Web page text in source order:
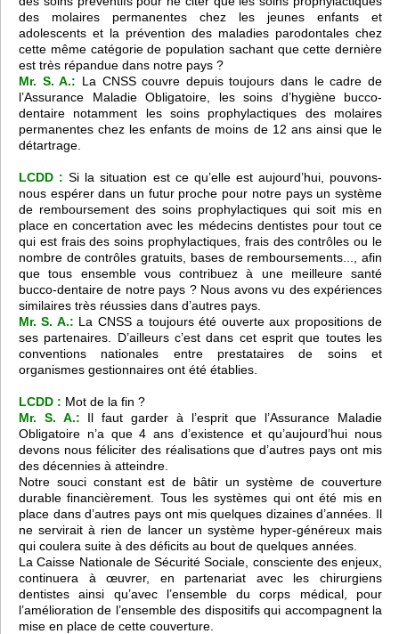
des molaires permanentes chez les jeunes enfants et
adolescents et la prévention des maladies parodontales chez
cette même catégorie de population sachant que cette dernière
est très répandue dans notre pays ?
Mr. S. A.: La CNSS couvre depuis toujours dans le cadre de
l’Assurance Maladie Obligatoire, les soins d’hygiène bucco-
dentaire notamment les soins prophylactiques des molaires
permanentes chez les enfants de moins de 12 ans ainsi que le
détartrage.
LCDD : Si la situation est ce qu’elle est aujourd’hui, pouvons-
nous espérer dans un futur proche pour notre pays un système
de remboursement des soins prophylactiques qui soit mis en
place en concertation avec les médecins dentistes pour tout ce
qui est frais des soins prophylactiques, frais des contrôles ou le
nombre de contrôles gratuits, bases de remboursements..., afin
que tous ensemble vous contribuez à une meilleure santé
bucco-dentaire de notre pays ? Nous avons vu des expériences
similaires très réussies dans d’autres pays.
Mr. S. A.: La CNSS a toujours été ouverte aux propositions de
ses partenaires. D’ailleurs c’est dans cet esprit que toutes les
conventions nationales entre prestataires de soins et
organismes gestionnaires ont été établies.
LCDD : Mot de la fin ?
Mr. S. A.: Il faut garder à l’esprit que l’Assurance Maladie
Obligatoire n’a que 4 ans d’existence et qu’aujourd’hui nous
devons nous féliciter des réalisations que d’autres pays ont mis
des décennies à atteindre.
Notre souci constant est de bâtir un système de couverture
durable financièrement. Tous les systèmes qui ont été mis en
place dans d’autres pays ont mis quelques dizaines d’années. Il
ne servirait à rien de lancer un système hyper-généreux mais
qui coulera suite à des déficits au bout de quelques années.
La Caisse Nationale de Sécurité Sociale, consciente des enjeux,
continuera à œuvrer, en partenariat avec les chirurgiens
dentistes ainsi qu’avec l’ensemble du corps médical, pour
l’amélioration de l’ensemble des dispositifs qui accompagnent la
mise en place de cette couverture.